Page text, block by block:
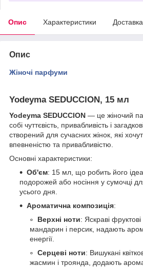
Опис Характеристики Доставка
Опис
Жіночі парфуми
Yodeyma SEDUCCION, 15 мл
Yodeyma SEDUCCION — це жіночий
собі чуттєвість, привабливість і
створений для сучасних жінок, які
впевненістю та привабливістю.
Основні характеристики:
Об'єм: 15 мл, що робить його
подорожей або носіння у сумочці
усього дня.
Ароматична композиція:
Верхні ноти: Яскраві
мандарин і персик, надають
енергії.
Серцеві ноти: Вишукані
жасмин і троянда, додають